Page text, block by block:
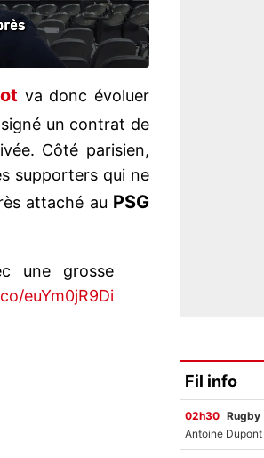
va donc évoluer
un contrat de
Côté parisien,
supporters qui ne
attaché au PSG
une grosse
euYm0jR9Di
Fil info
02h30 Rugby